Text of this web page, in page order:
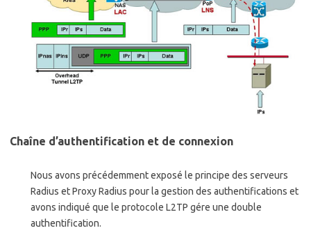
Chaîne d’authentification et de connexion
Nous avons précédemment exposé le principe des serveurs
Radius et Proxy Radius pour la gestion des authentifications et
avons indiqué que le protocole L2TP gére une double
authentification.